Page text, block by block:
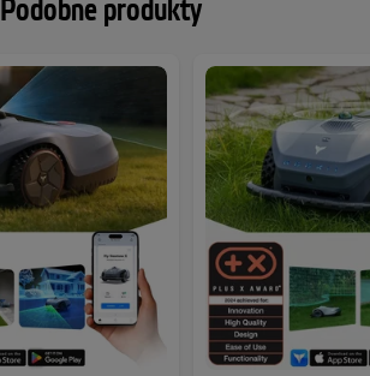
Podobne produkty